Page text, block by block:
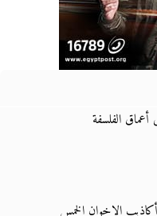
الفلسفة